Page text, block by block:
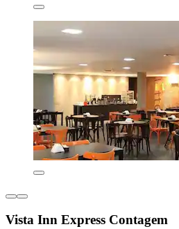
Vista Inn Express Contagem